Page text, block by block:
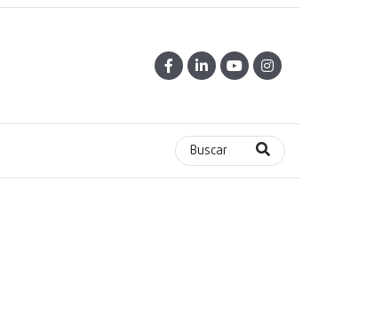
Buscar